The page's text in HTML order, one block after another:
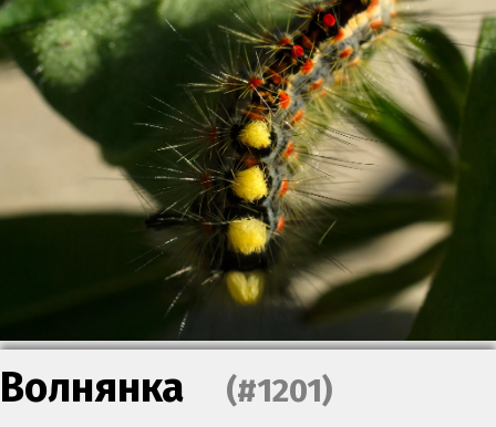
Волнянка (#1201)